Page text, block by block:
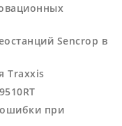
Sencrop в
Traxxis
при